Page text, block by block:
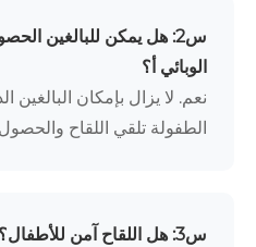
س2: هل يمكن للبالغين
الوبائي أ؟
نعم. لا يزال بإمكان البالغين
الطفولة تلقي اللقاح
س3: هل اللقاح آمن للأطفال؟